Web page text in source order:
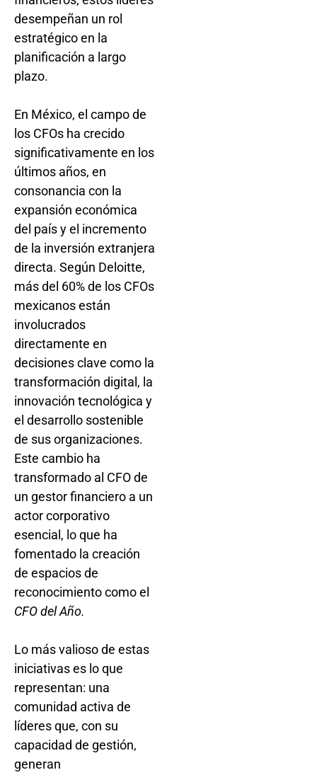
desempeñan un rol
estratégico en la
planificación a largo
plazo.
En México, el campo de
los CFOs ha crecido
significativamente en los
últimos años, en
consonancia con la
expansión económica
del país y el incremento
de la inversión extranjera
directa. Según Deloitte,
más del 60% de los CFOs
mexicanos están
involucrados
directamente en
decisiones clave como la
transformación digital, la
innovación tecnológica y
el desarrollo sostenible
de sus organizaciones.
Este cambio ha
transformado al CFO de
un gestor financiero a un
actor corporativo
esencial, lo que ha
fomentado la creación
de espacios de
reconocimiento como el
CFO del Año.
Lo más valioso de estas
iniciativas es lo que
representan: una
comunidad activa de
líderes que, con su
capacidad de gestión,
generan